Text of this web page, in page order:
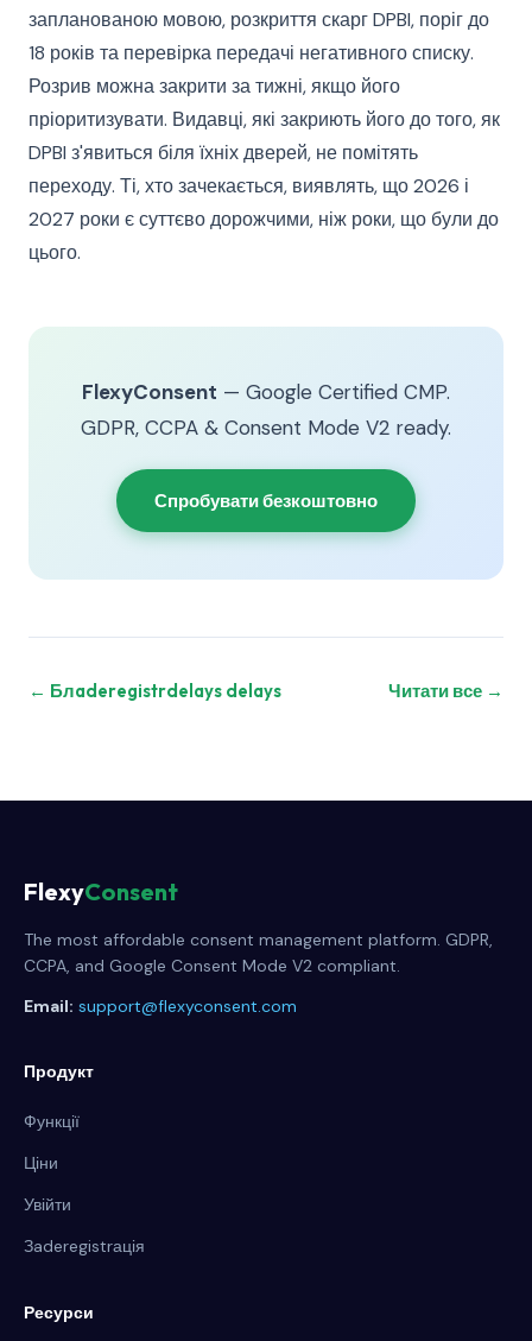
запланованою мовою, розкриття скарг DPBI, поріг до
18 років та перевірка передачі негативного списку.
Розрив можна закрити за тижні, якщо його
пріоритизувати. Видавці, які закриють його до того, як
DPBI з'явиться біля їхніх дверей, не помітять
переходу. Ті, хто зачекається, виявлять, що 2026 і
2027 роки є суттєво дорожчими, ніж роки, що були до
цього.
FlexyConsent — Google Certified CMP.
GDPR, CCPA & Consent Mode V2 ready.
Спробувати безкоштовно
← Блaderegistrdelays delays Читати все →
FlexyConsent
The most affordable consent management platform. GDPR,
CCPA, and Google Consent Mode V2 compliant.
Email: support@flexyconsent.com
Продукт
Функції
Ціни
Увійти
Зaderegistrація
Ресурси